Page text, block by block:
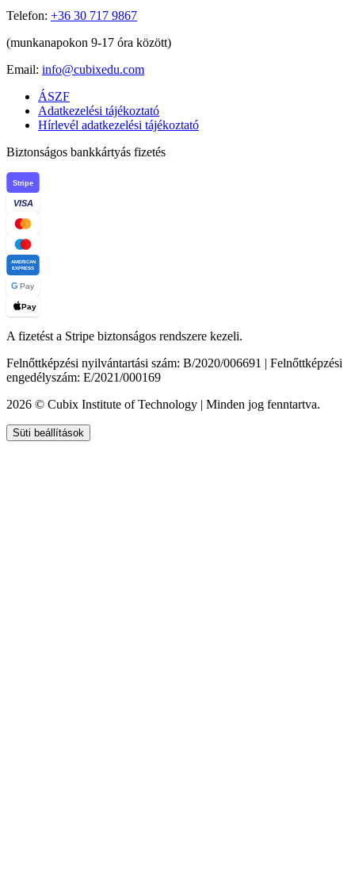
Telefon: +36 30 717 9867
(munkanapokon 9-17 óra között)
Email: info@cubixedu.com
ÁSZF
Adatkezelési tájékoztató
Hírlevél adatkezelési tájékoztató
Biztonságos bankkártyás fizetés
Stripe
VISA
AMERICAN
EXPRESS
G Pay
Pay
A fizetést a Stripe biztonságos rendszere kezeli.
Felnőttképzési nyilvántartási szám: B/2020/006691 | Felnőttképzési
engedélyszám: E/2021/000169
2026 © Cubix Institute of Technology | Minden jog fenntartva.
Süti beállítások